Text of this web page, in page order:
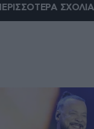
τζαμαρία!
ΣΧΟΛΙΑ